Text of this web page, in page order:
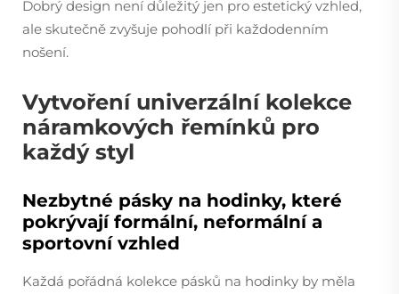
Dobrý design není důležitý jen pro estetický vzhled,
ale skutečně zvyšuje pohodlí při každodenním
nošení.
Vytvoření univerzální kolekce
náramkových řemínků pro
každý styl
Nezbytné pásky na hodinky, které
pokrývají formální, neformální a
sportovní vzhled
Každá pořádná kolekce pásků na hodinky by měla